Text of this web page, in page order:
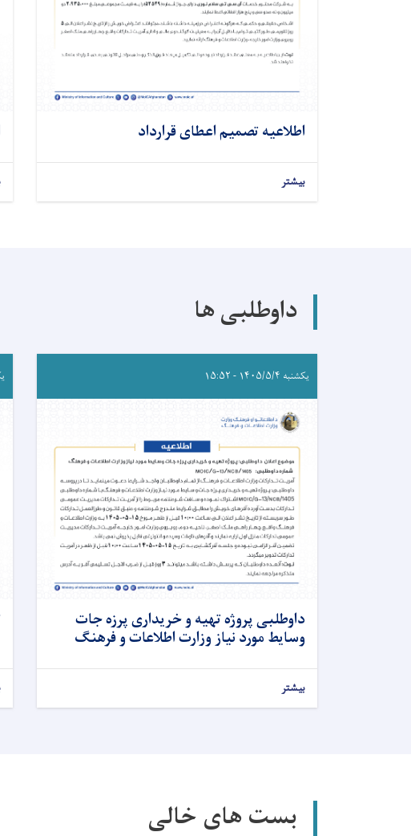
اطلاعیه تصمیم اعطای قرارداد
بیشتر
داوطلبی ها
یکشنبه ۱۴۰۵/۵/۴ - ۱۵:۵۲
داوطلبی پروژه تهیه و خریداری پرزه جات
وسایط مورد نیاز وزارت اطلاعات و فرهنگ
بیشتر
بست های خالی